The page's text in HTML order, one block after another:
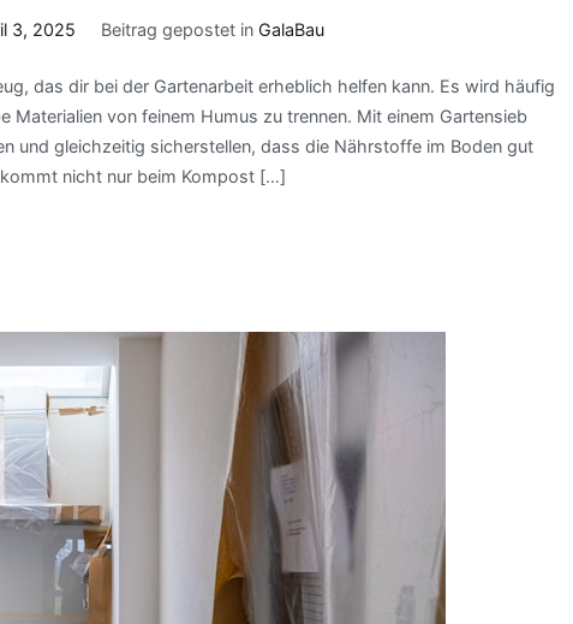
3, 2025 Beitrag gepostet inGalaBau
das dir bei der Gartenarbeit erheblich helfen kann. Es wird häufig
Materialien von feinem Humus zu trennen. Mit einem Gartensieb
und gleichzeitig sicherstellen, dass die Nährstoffe im Boden gut
nicht nur beim Kompost […]